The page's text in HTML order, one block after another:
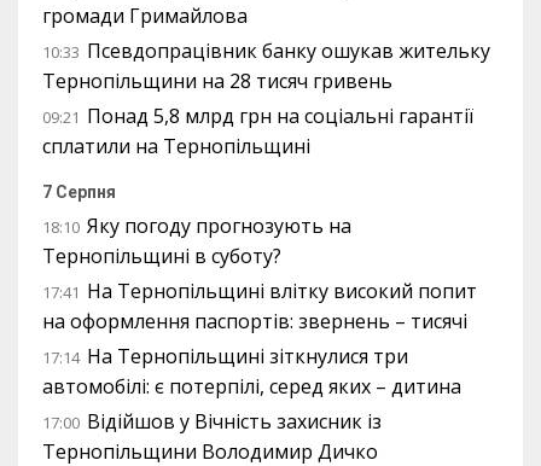
громади Гримайлова
10:33 Псевдопрацівник банку ошукав жительку
Тернопільщини на 28 тисяч гривень
09:21 Понад 5,8 млрд грн на соціальні гарантії
сплатили на Тернопільщині
7 Серпня
18:10 Яку погоду прогнозують на
Тернопільщині в суботу?
17:41 На Тернопільщині влітку високий попит
на оформлення паспортів: звернень – тисячі
17:14 На Тернопільщині зіткнулися три
автомобілі: є потерпілі, серед яких – дитина
17:00 Відійшов у Вічність захисник із
Тернопільщини Володимир Дичко